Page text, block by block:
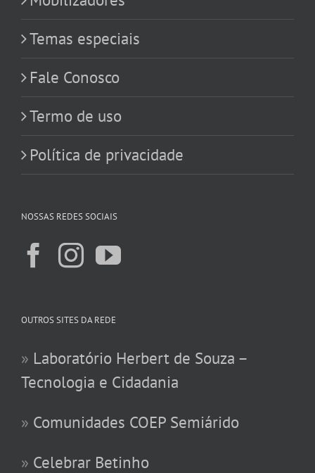
Temas especiais
Fale Conosco
Termo de uso
Política de privacidade
NOSSAS REDES SOCIAIS
OUTROS SITES DA REDE
» Laboratório Herbert de Souza –
Tecnologia e Cidadania
» Comunidades COEP Semiárido
» Celebrar Betinho